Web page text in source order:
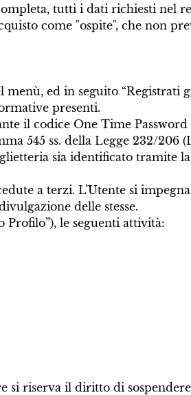
tutti i dati richiesti nel
come "ospite", che non
ed in seguito “Registrati
presenti.
il codice One Time Password
545 ss. della Legge 232/206
sia identificato tramite
a terzi. L’Utente si
delle stesse.
Profilo”), le seguenti attività:
si riserva il diritto di